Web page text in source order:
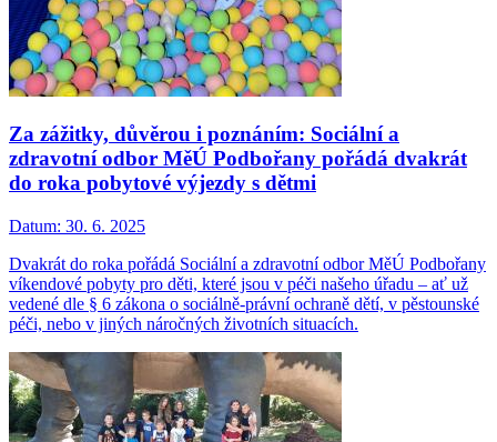
Za zážitky, důvěrou i poznáním: Sociální a
zdravotní odbor MěÚ Podbořany pořádá dvakrát
do roka pobytové výjezdy s dětmi
Datum: 30. 6. 2025
Dvakrát do roka pořádá Sociální a zdravotní odbor MěÚ Podbořany
víkendové pobyty pro děti, které jsou v péči našeho úřadu – ať už
vedené dle § 6 zákona o sociálně-právní ochraně dětí, v pěstounské
péči, nebo v jiných náročných životních situacích.